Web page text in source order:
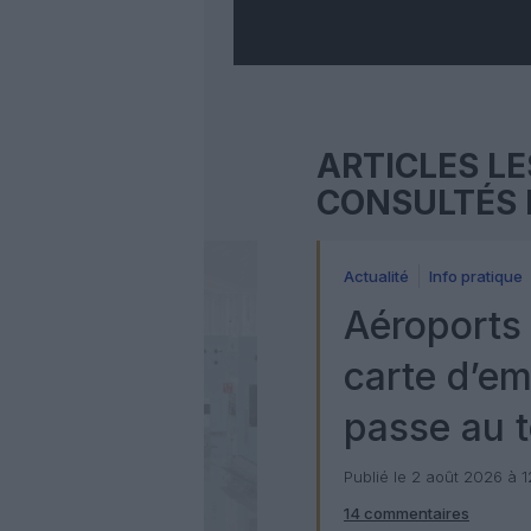
ARTICLES
CONSULTÉS
Actualité Info pratique
carte
passe au
Publié le 2 août 2026 à
14 commentaires